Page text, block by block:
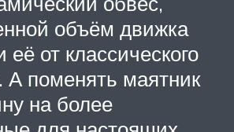
объём движка
её от классического
А поменять маятник
на более